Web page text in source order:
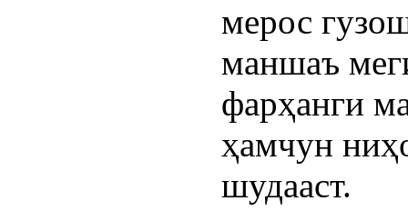
мерос
маншаъ
фарҳанги
ҳамчун
шудааст.